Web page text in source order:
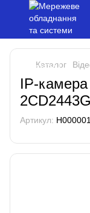
Каталог
IP-
Артикул: